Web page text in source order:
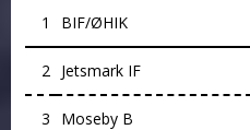
1 BIF/ØHIK
2 Jetsmark IF
3 Moseby B